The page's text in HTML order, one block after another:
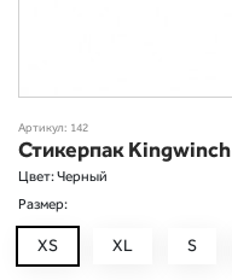
Артикул: 142
Стикерпак Kingwinch
Цвет: Черный
Размер:
XS XL S